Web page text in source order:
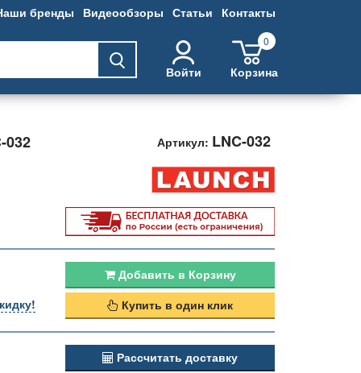
бренды Видеообзоры Статьи Контакты
Войти
0
Корзина
Артикул: LNC-032
Добавить в Корзину
Купить в один клик
Рассчитать доставку